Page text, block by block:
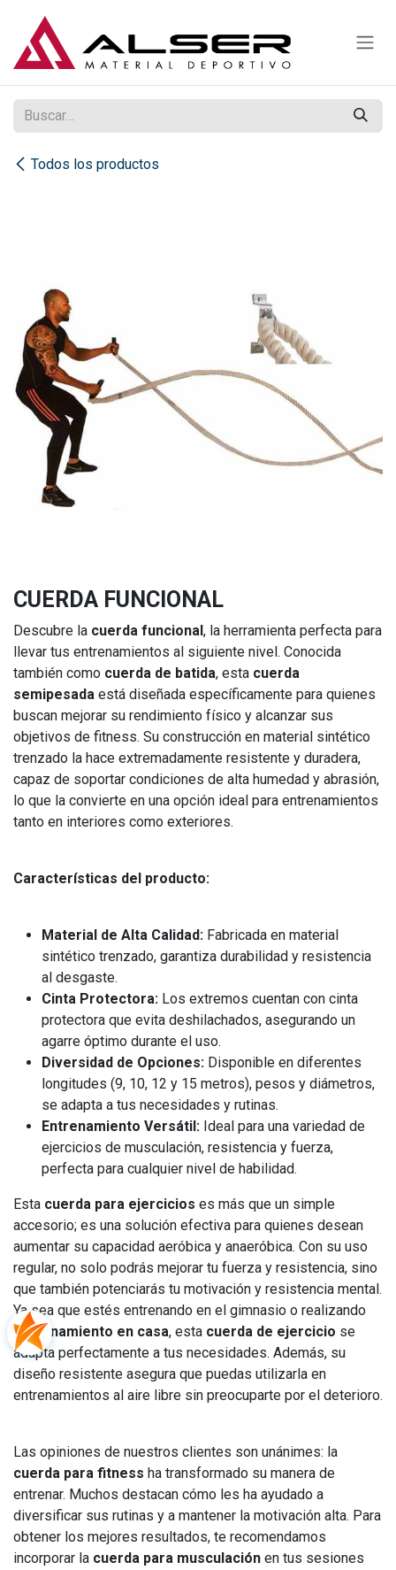
Todos los productos
CUERDA FUNCIONAL
Descubre la cuerda funcional, la herramienta perfecta para
llevar tus entrenamientos al siguiente nivel. Conocida
también como cuerda de batida, esta cuerda
semipesada está diseñada específicamente para quienes
buscan mejorar su rendimiento físico y alcanzar sus
objetivos de fitness. Su construcción en material sintético
trenzado la hace extremadamente resistente y duradera,
capaz de soportar condiciones de alta humedad y abrasión,
lo que la convierte en una opción ideal para entrenamientos
tanto en interiores como exteriores.
Características del producto:
Material de Alta Calidad: Fabricada en material
sintético trenzado, garantiza durabilidad y resistencia
al desgaste.
Cinta Protectora: Los extremos cuentan con cinta
protectora que evita deshilachados, asegurando un
agarre óptimo durante el uso.
Diversidad de Opciones: Disponible en diferentes
longitudes (9, 10, 12 y 15 metros), pesos y diámetros,
se adapta a tus necesidades y rutinas.
Entrenamiento Versátil: Ideal para una variedad de
ejercicios de musculación, resistencia y fuerza,
perfecta para cualquier nivel de habilidad.
Esta cuerda para ejercicios es más que un simple
accesorio; es una solución efectiva para quienes desean
aumentar su capacidad aeróbica y anaeróbica. Con su uso
regular, no solo podrás mejorar tu fuerza y resistencia, sino
que también potenciarás tu motivación y resistencia mental.
Ya sea que estés entrenando en el gimnasio o realizando
entrenamiento en casa, esta cuerda de ejercicio se
adapta perfectamente a tus necesidades. Además, su
diseño resistente asegura que puedas utilizarla en
entrenamientos al aire libre sin preocuparte por el deterioro.
Las opiniones de nuestros clientes son unánimes: la
cuerda para fitness ha transformado su manera de
entrenar. Muchos destacan cómo les ha ayudado a
diversificar sus rutinas y a mantener la motivación alta. Para
obtener los mejores resultados, te recomendamos
incorporar la cuerda para musculación en tus sesiones